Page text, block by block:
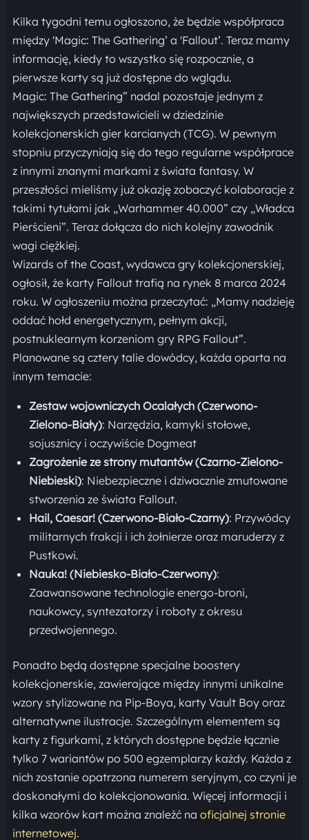
Kilka tygodni temu ogłoszono, że będzie współpraca
między 'Magic: The Gathering’ a 'Fallout’. Teraz mamy
informację, kiedy to wszystko się rozpocznie, a
pierwsze karty są już dostępne do wglądu.
Magic: The Gathering” nadal pozostaje jednym z
największych przedstawicieli w dziedzinie
kolekcjonerskich gier karcianych (TCG). W pewnym
stopniu przyczyniają się do tego regularne współprace
z innymi znanymi markami z świata fantasy. W
przeszłości mieliśmy już okazję zobaczyć kolaboracje z
takimi tytułami jak „Warhammer 40.000” czy „Władca
Pierścieni”. Teraz dołącza do nich kolejny zawodnik
wagi ciężkiej.
Wizards of the Coast, wydawca gry kolekcjonerskiej,
ogłosił, że karty Fallout trafią na rynek 8 marca 2024
roku. W ogłoszeniu można przeczytać: „Mamy nadzieję
oddać hołd energetycznym, pełnym akcji,
postnuklearnym korzeniom gry RPG Fallout”.
Planowane są cztery talie dowódcy, każda oparta na
innym temacie:
Zestaw wojowniczych Ocalałych (Czerwono-
Zielono-Biały): Narzędzia, kamyki stołowe,
sojusznicy i oczywiście Dogmeat
Zagrożenie ze strony mutantów (Czarno-Zielono-
Niebieski): Niebezpieczne i dziwacznie zmutowane
stworzenia ze świata Fallout.
Hail, Caesar! (Czerwono-Biało-Czarny): Przywódcy
militarnych frakcji i ich żołnierze oraz maruderzy z
Pustkowi.
Nauka! (Niebiesko-Biało-Czerwony):
Zaawansowane technologie energo-broni,
naukowcy, syntezatorzy i roboty z okresu
przedwojennego.
Ponadto będą dostępne specjalne boostery
kolekcjonerskie, zawierające między innymi unikalne
wzory stylizowane na Pip-Boya, karty Vault Boy oraz
alternatywne ilustracje. Szczególnym elementem są
karty z figurkami, z których dostępne będzie łącznie
tylko 7 wariantów po 500 egzemplarzy każdy. Każda z
nich zostanie opatrzona numerem seryjnym, co czyni je
doskonałymi do kolekcjonowania. Więcej informacji i
kilka wzorów kart można znaleźć na oficjalnej stronie
internetowej.